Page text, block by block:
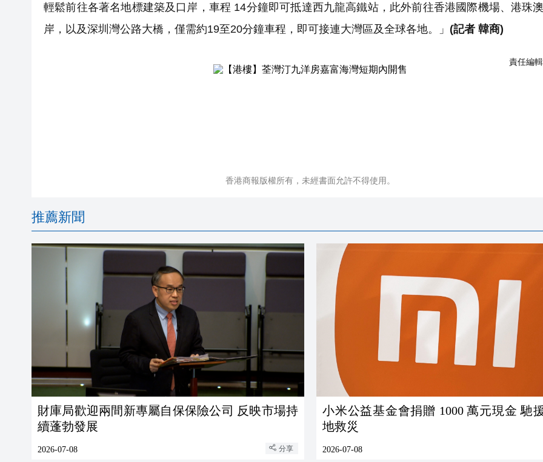
輕鬆前往各著名地標建築及口岸，車程 14分鐘即可抵達西九龍高鐵站，此外前往香港國際機場、港珠
岸，以及深圳灣公路大橋，僅需約19至20分鐘車程，即可接連大灣區及全球各地。」 (記者 韓商)
責任編
香港商報版權所有，未經書面允許不得使用。
推薦新聞
財庫局歡迎兩間新專屬自保保險公司 反映市場持
續蓬勃發展
2026-07-08 分享
小米公益基金會捐贈 1000 萬元現金 馳
地救災
2026-07-08